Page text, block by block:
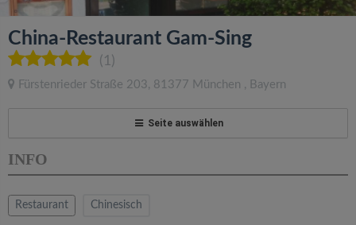
China-Restaurant Gam-Sing
(1)
Fürstenrieder Straße 203, 81377 München , Bayern
Seite auswählen
INFO
Restaurant Chinesisch
g
l
e
a
v